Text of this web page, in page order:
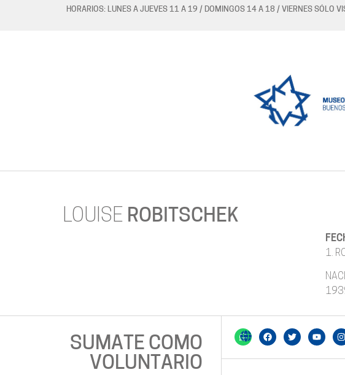
HORARIOS: LUNES A JUEVES 11 A 19 / DOMINGOS 14 A 18 / VIERNES SÓLO
LOUISE ROBITSCHEK
1.
SUMATE COMO
VOLUNTARIO